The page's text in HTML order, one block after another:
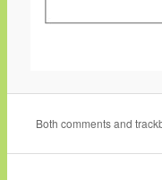
Both comments and